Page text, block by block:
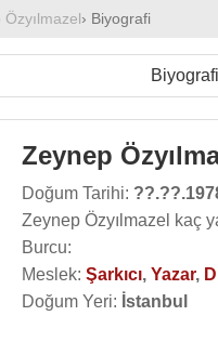
› Biyografi
Biyografi
Zeynep
Doğum Tarihi:
Zeynep Özyılmazel kaç
Burcu:
Meslek: Şarkıcı, Yazar,
Doğum Yeri: İstanbul